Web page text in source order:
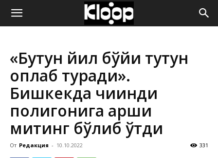
ҚИРҒИЗИСТОН
ЯНГИЛИКЛАРИ
«Бутун йил бўйи тутун
қоплаб туради».
Бишкекда чиқинди
полигонига қарши
митинг бўлиб ўтди
От Редакция - 10.10.2022 331